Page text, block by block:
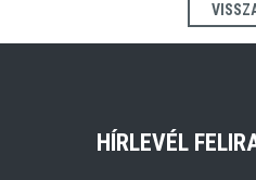
HÍRLEVÉL